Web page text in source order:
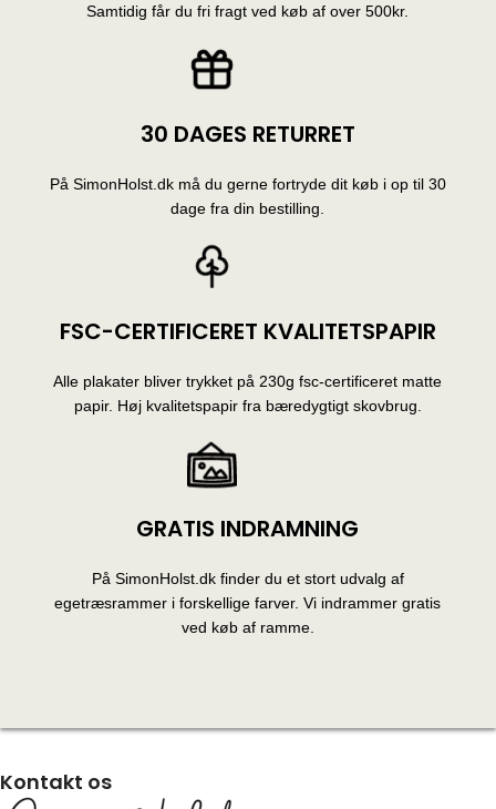
Samtidig får du fri fragt ved køb af over 500kr.
30 DAGES RETURRET
På SimonHolst.dk må du gerne fortryde dit køb i op til 30
dage fra din bestilling.
FSC-CERTIFICERET KVALITETSPAPIR
Alle plakater bliver trykket på 230g fsc-certificeret matte
papir. Høj kvalitetspapir fra bæredygtigt skovbrug.
GRATIS INDRAMNING
På SimonHolst.dk finder du et stort udvalg af
egetræsrammer i forskellige farver. Vi indrammer gratis
ved køb af ramme.
Kontakt os